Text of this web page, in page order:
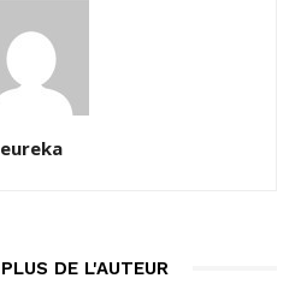
eureka
PLUS DE L'AUTEUR